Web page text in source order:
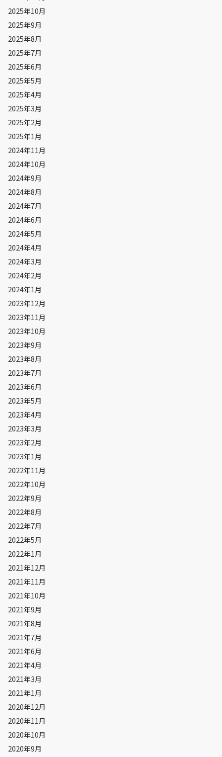
2025年10月
2025年9月
2025年8月
2025年7月
2025年6月
2025年5月
2025年4月
2025年3月
2025年2月
2025年1月
2024年11月
2024年10月
2024年9月
2024年8月
2024年7月
2024年6月
2024年5月
2024年4月
2024年3月
2024年2月
2024年1月
2023年12月
2023年11月
2023年10月
2023年9月
2023年8月
2023年7月
2023年6月
2023年5月
2023年4月
2023年3月
2023年2月
2023年1月
2022年11月
2022年10月
2022年9月
2022年8月
2022年7月
2022年5月
2022年1月
2021年12月
2021年11月
2021年10月
2021年9月
2021年8月
2021年7月
2021年6月
2021年4月
2021年3月
2021年1月
2020年12月
2020年11月
2020年10月
2020年9月